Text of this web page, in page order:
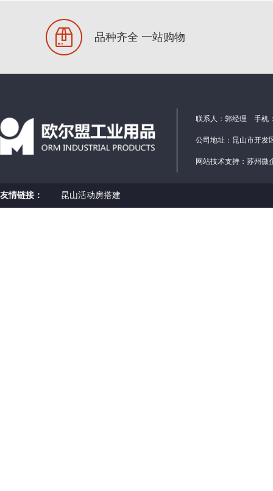
品种齐全 一站购物
联系人：郭经理 手机
公司地址：昆山市开
网站技术支持： 苏州微
友情链接： 昆山活动房搭建